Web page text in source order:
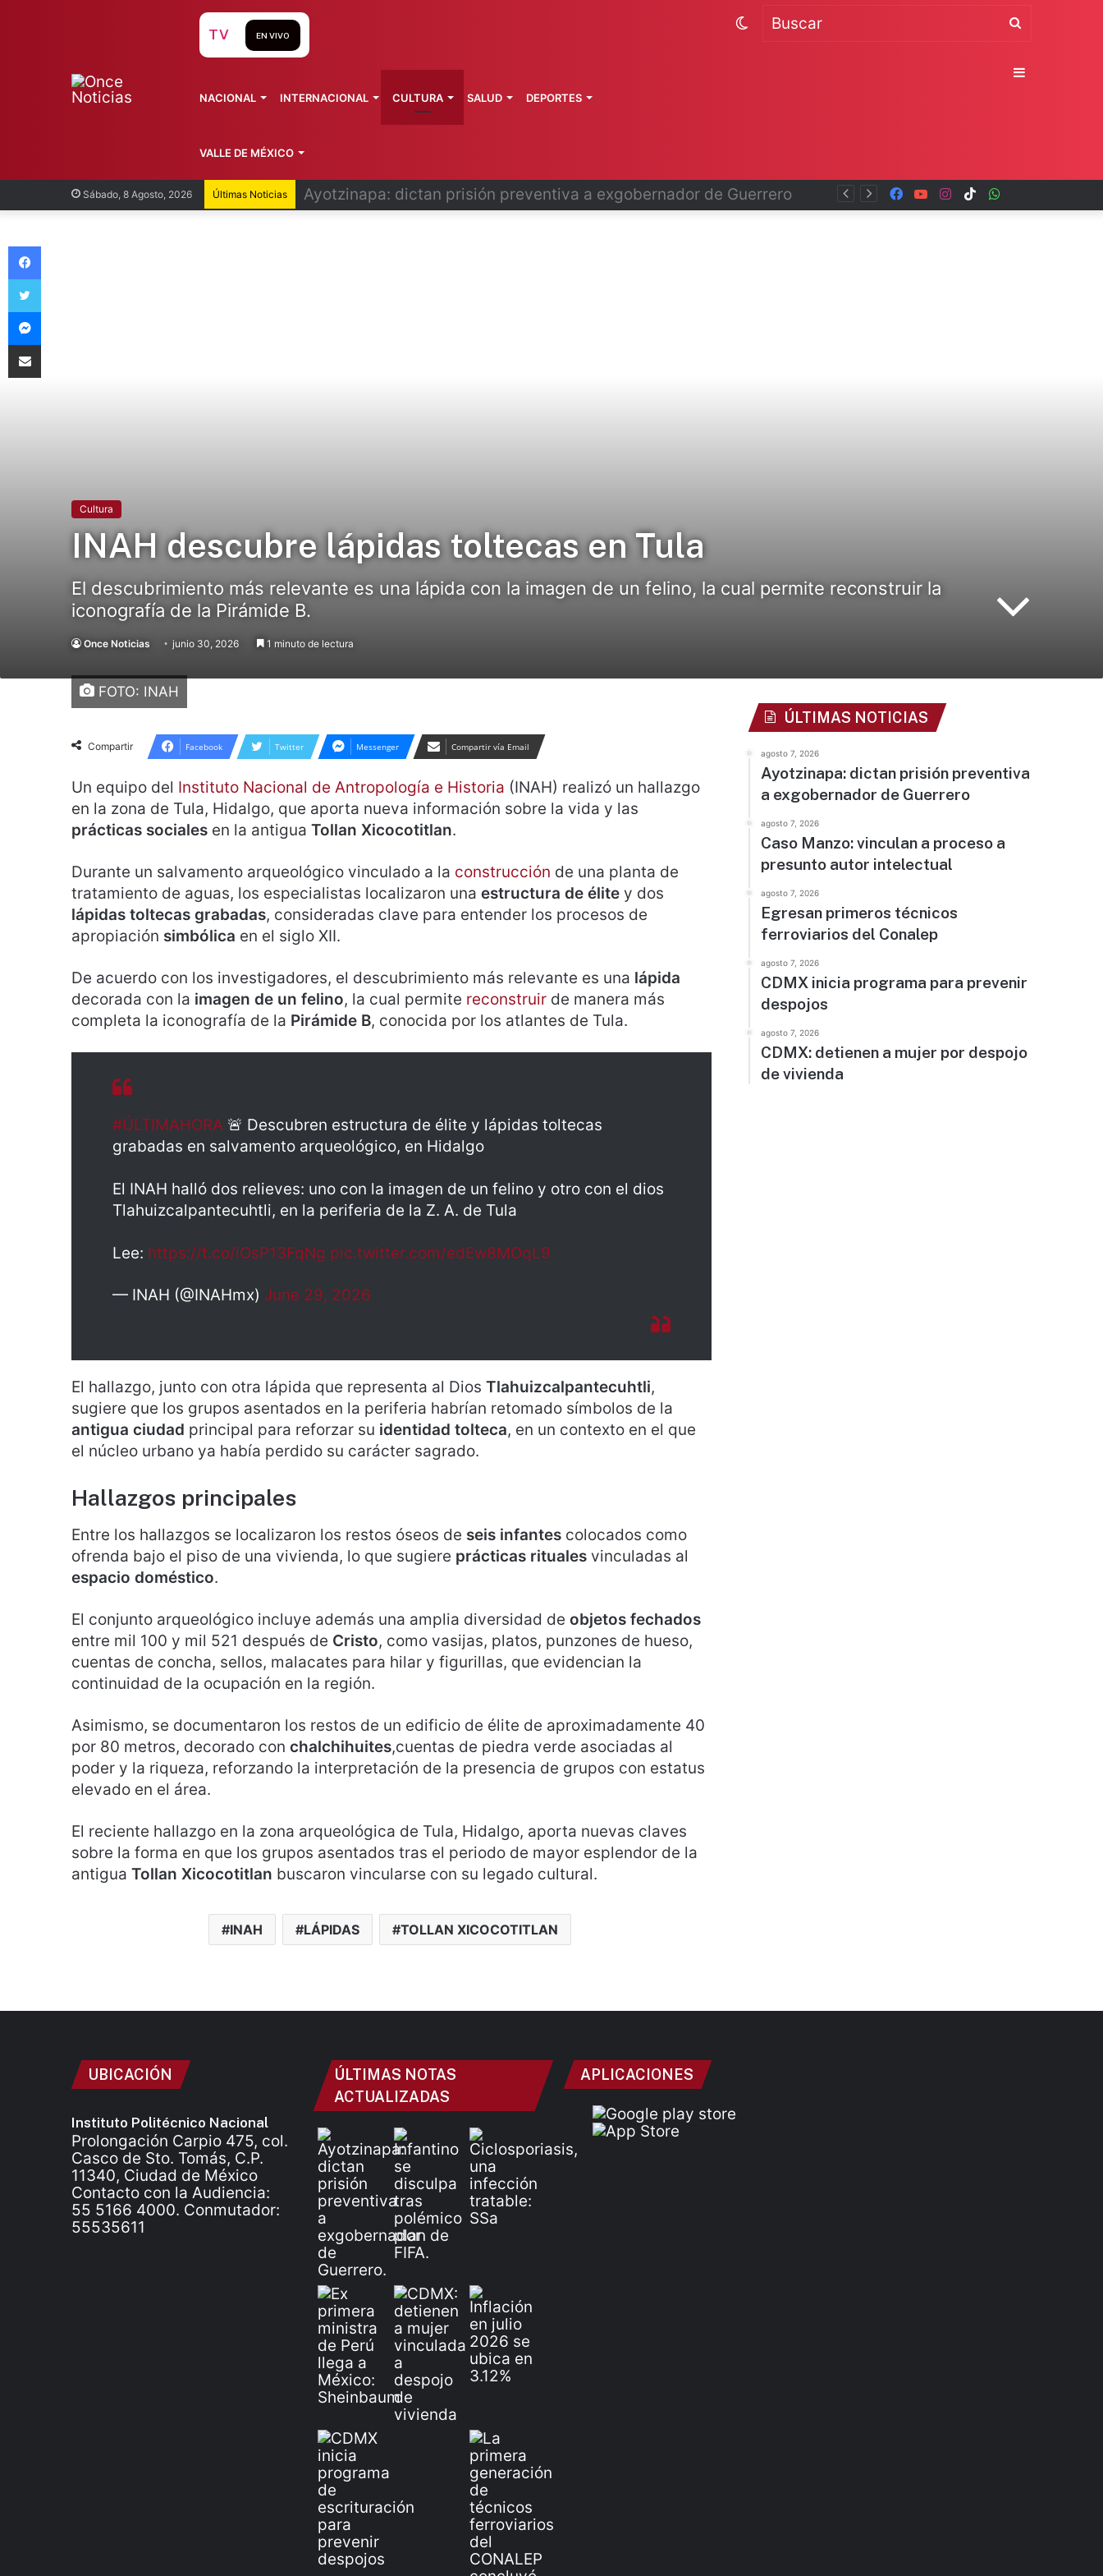
Sábado, 8 Agosto, 2026 Últimas Noticias Infantino se disculpa tras polémico plan de FIFA TikTok
Instagram
YouTube
Facebook
TV EN VIVO
NACIONAL INTERNACIONAL CULTURA SALUD DEPORTES
VALLE DE MÉXICO
Buscar
Switch
Sidebar
Cultura
INAH descubre lápidas toltecas en Tula
El descubrimiento más relevante es una lápida con la imagen de un felino, la cual permite reconstruir la
iconografía de la Pirámide B.
Once Noticias junio 30, 2026 1 minuto de lectura
FOTO: INAH
Compartir Facebook Twitter Messenger Compartir vía Email
Un equipo del Instituto Nacional de Antropología e Historia (INAH) realizó un hallazgo
en la zona de Tula, Hidalgo, que aporta nueva información sobre la vida y las
prácticas sociales en la antigua Tollan Xicocotitlan.
Durante un salvamento arqueológico vinculado a la construcción de una planta de
tratamiento de aguas, los especialistas localizaron una estructura de élite y dos
lápidas toltecas grabadas, consideradas clave para entender los procesos de
apropiación simbólica en el siglo XII.
De acuerdo con los investigadores, el descubrimiento más relevante es una lápida
decorada con la imagen de un felino, la cual permite reconstruir de manera más
completa la iconografía de la Pirámide B, conocida por los atlantes de Tula.
#ÚLTIMAHORA 🚨 Descubren estructura de élite y lápidas toltecas
grabadas en salvamento arqueológico, en Hidalgo
El INAH halló dos relieves: uno con la imagen de un felino y otro con el dios
Tlahuizcalpantecuhtli, en la periferia de la Z. A. de Tula
Lee: https://t.co/iOsP13FqNg pic.twitter.com/edEw8MOqL9
— INAH (@INAHmx) June 29, 2026
El hallazgo, junto con otra lápida que representa al Dios Tlahuizcalpantecuhtli,
sugiere que los grupos asentados en la periferia habrían retomado símbolos de la
antigua ciudad principal para reforzar su identidad tolteca, en un contexto en el que
el núcleo urbano ya había perdido su carácter sagrado.
Hallazgos principales
Entre los hallazgos se localizaron los restos óseos de seis infantes colocados como
ofrenda bajo el piso de una vivienda, lo que sugiere prácticas rituales vinculadas al
espacio doméstico.
El conjunto arqueológico incluye además una amplia diversidad de objetos fechados
entre mil 100 y mil 521 después de Cristo, como vasijas, platos, punzones de hueso,
cuentas de concha, sellos, malacates para hilar y figurillas, que evidencian la
continuidad de la ocupación en la región.
Asimismo, se documentaron los restos de un edificio de élite de aproximadamente 40
por 80 metros, decorado con chalchihuites,cuentas de piedra verde asociadas al
poder y la riqueza, reforzando la interpretación de la presencia de grupos con estatus
elevado en el área.
El reciente hallazgo en la zona arqueológica de Tula, Hidalgo, aporta nuevas claves
sobre la forma en que los grupos asentados tras el periodo de mayor esplendor de la
antigua Tollan Xicocotitlan buscaron vincularse con su legado cultural.
INAH LÁPIDAS TOLLAN XICOCOTITLAN
ÚLTIMAS NOTICIAS
agosto 7, 2026
Ayotzinapa: dictan prisión preventiva
a exgobernador de Guerrero
agosto 7, 2026
Caso Manzo: vinculan a proceso a
presunto autor intelectual
agosto 7, 2026
Egresan primeros técnicos
ferroviarios del Conalep
agosto 7, 2026
CDMX inicia programa para prevenir
despojos
agosto 7, 2026
CDMX: detienen a mujer por despojo
de vivienda
UBICACIÓN
Instituto Politécnico Nacional
Prolongación Carpio 475, col.
Casco de Sto. Tomás, C.P.
11340, Ciudad de México
Contacto con la Audiencia:
55 5166 4000. Conmutador:
55535611
ÚLTIMAS NOTAS
ACTUALIZADAS
APLICACIONES
Facebook
Twitter
Messenger
Compartir vía Email